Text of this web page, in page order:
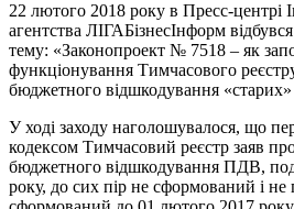
22 лютого 2018 року в Пресс-центрі
агентства ЛІГАБізнесІнформ
тему: «Законопроект № 7518 – як
функціонування Тимчасового
бюджетного відшкодування «старих»
У ході заходу наголошувалося, що
кодексом Тимчасовий реєстр заяв
бюджетного відшкодування ПДВ,
року, до сих пір не сформований і